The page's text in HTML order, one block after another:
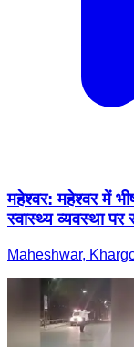
महेश्वर: महेश्वर में
स्वास्थ्य व्यवस्था पर
Maheshwar,